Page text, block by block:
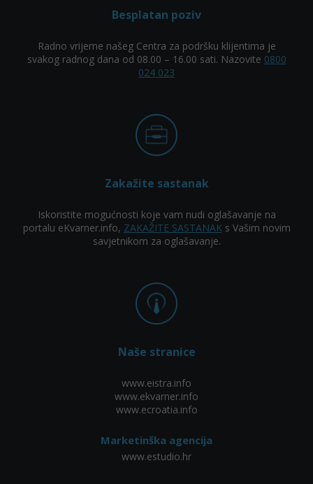
Besplatan poziv
Radno vrijeme našeg Centra za podršku klijentima je
svakog radnog dana od 08.00 – 16.00 sati. Nazovite 0800
024 023
Zakažite sastanak
Iskoristite mogućnosti koje vam nudi oglašavanje na
portalu eKvarner.info, ZAKAŽITE SASTANAKs Vašim novim
savjetnikom za oglašavanje.
Naše stranice
www.eistra.info
www.ekvarner.info
www.ecroatia.info
Marketinška agencija
www.estudio.hr